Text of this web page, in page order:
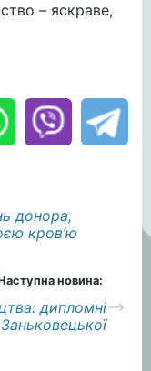
– яскраве,
донора,
кров’ю
новина:
дипломні